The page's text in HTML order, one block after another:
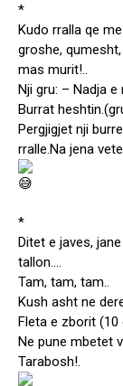
*
Kudo rralla qe
groshe,
mas murit!..
Nji gru: – Nadja e
Burrat
Pergjigjet nji
rralle.Na jena
*
Ditet e javes,
tallon….
Tam, tam, tam..
Kush asht ne
Fleta e zborit (10
Ne pune mbetet
Tarabosh!.